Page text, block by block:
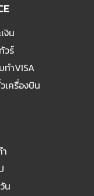
งิน
วร์
ทำVISA
เครื่องบิน
น